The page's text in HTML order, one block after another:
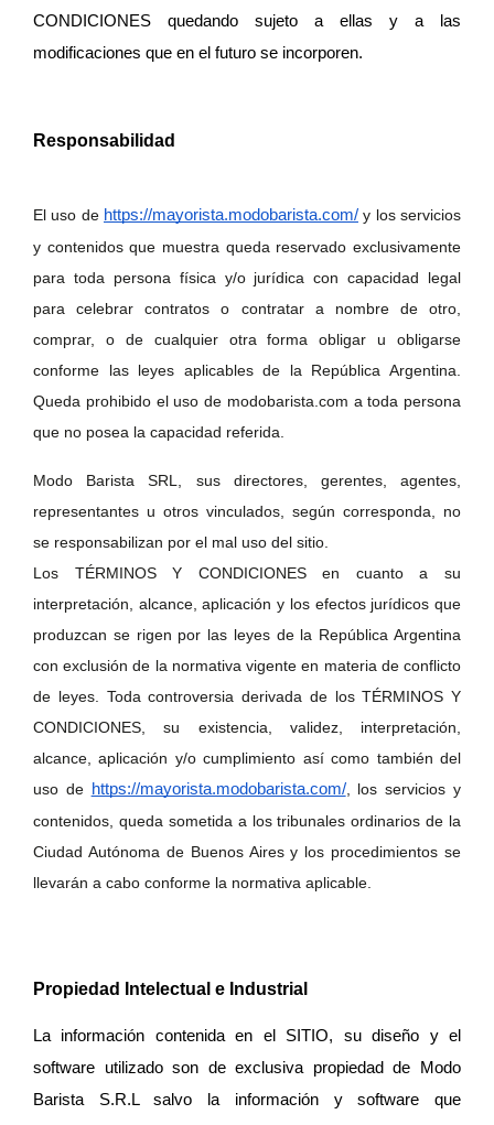
CONDICIONES quedando sujeto a ellas y a las
modificaciones que en el futuro se incorporen.
Responsabilidad
El uso de https://mayorista.modobarista.com/ y los servicios
y contenidos que muestra queda reservado exclusivamente
para toda persona física y/o jurídica con capacidad legal
para celebrar contratos o contratar a nombre de otro,
comprar, o de cualquier otra forma obligar u obligarse
conforme las leyes aplicables de la República Argentina.
Queda prohibido el uso de modobarista.com a toda persona
que no posea la capacidad referida.
Modo Barista SRL, sus directores, gerentes, agentes,
representantes u otros vinculados, según corresponda, no
se responsabilizan por el mal uso del sitio.
Los TÉRMINOS Y CONDICIONES en cuanto a su
interpretación, alcance, aplicación y los efectos jurídicos que
produzcan se rigen por las leyes de la República Argentina
con exclusión de la normativa vigente en materia de conflicto
de leyes. Toda controversia derivada de los TÉRMINOS Y
CONDICIONES, su existencia, validez, interpretación,
alcance, aplicación y/o cumplimiento así como también del
uso de https://mayorista.modobarista.com/, los servicios y
contenidos, queda sometida a los tribunales ordinarios de la
Ciudad Autónoma de Buenos Aires y los procedimientos se
llevarán a cabo conforme la normativa aplicable.
Propiedad Intelectual e Industrial
La información contenida en el SITIO, su diseño y el
software utilizado son de exclusiva propiedad de Modo
Barista S.R.L salvo la información y software que